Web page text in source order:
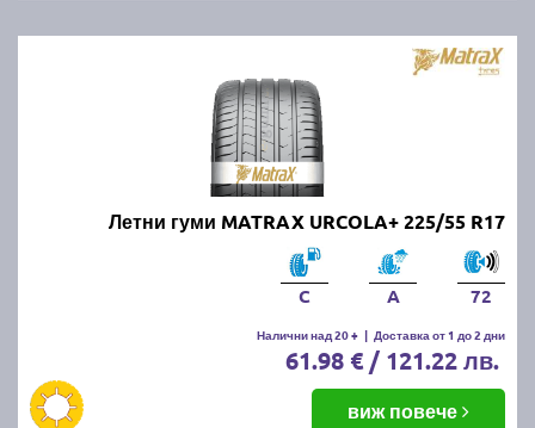
Летни гуми MATRAX URCOLA+ 225/55 R17
C A 72
Налични над 20 + | Доставка от 1 до 2 дни
61.98 € / 121.22 лв.
виж повече